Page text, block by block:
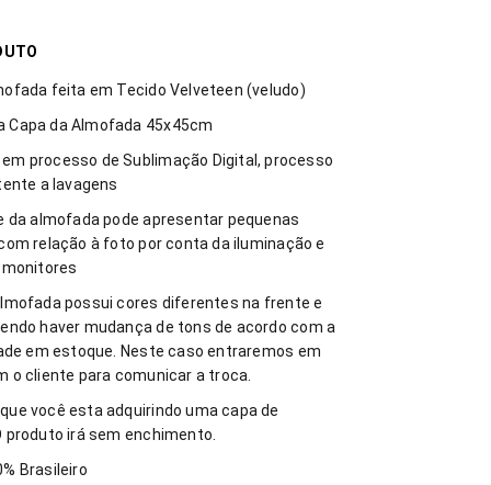
feita em Tecido Velveteen (veludo)
Capa da Almofada 45x45cm
processo de Sublimação Digital, processo
a lavagens
da almofada pode apresentar pequenas
relação à foto por conta da iluminação e
possui cores diferentes na frente e
haver mudança de tons de acordo com a
em estoque. Neste caso entraremos em
o cliente para comunicar a troca.
você esta adquirindo uma capa de
produto irá sem enchimento.
Brasileiro